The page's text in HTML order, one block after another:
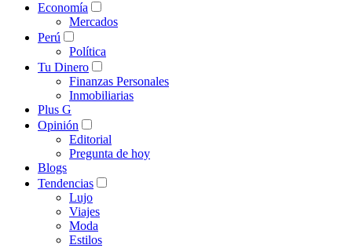
Economía
Mercados
Perú
Política
Tu Dinero
Finanzas Personales
Inmobiliarias
Plus G
Opinión
Editorial
Pregunta de hoy
Blogs
Tendencias
Lujo
Viajes
Moda
Estilos